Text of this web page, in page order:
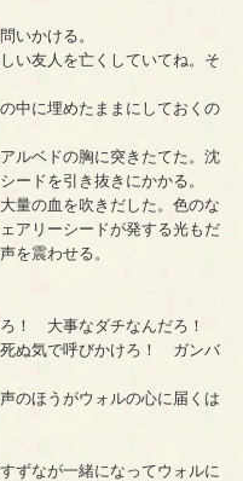
いかける。
い友人を亡くしていてね。そ
中に埋めたままにしておくの
ルベドの胸に突きたてた。沈
ードを引き抜きにかかる。
量の血を吹きだした。色のな
アリーシードが発する光もだ
を震わせる。
ろ！ 大事なダチなんだろ！
死ぬ気で呼びかけろ！ ガンバ
のほうがウォルの心に届くは
ずなが一緒になってウォルに